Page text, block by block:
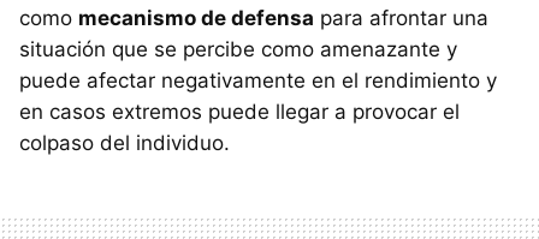
como mecanismo de defensa para afrontar una
situación que se percibe como amenazante y
puede afectar negativamente en el rendimiento y
en casos extremos puede llegar a provocar el
colpaso del individuo.